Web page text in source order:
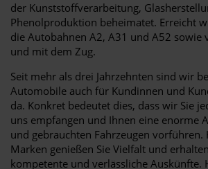
der Kunststoffverarbeitung,
Phenolproduktion beheimatet. Erreicht
die Autobahnen A2, A31 und A52 sowie
und mit dem Zug.
Seit mehr als drei Jahrzehnten sind wir
Automobile auch für Kundinnen und
da. Konkret bedeutet dies, dass wir Sie
uns empfangen und Ihnen eine enorme
und gebrauchten Fahrzeugen
Marken genießen Sie Vielfalt und
kompetente und verlässliche Auskünfte.